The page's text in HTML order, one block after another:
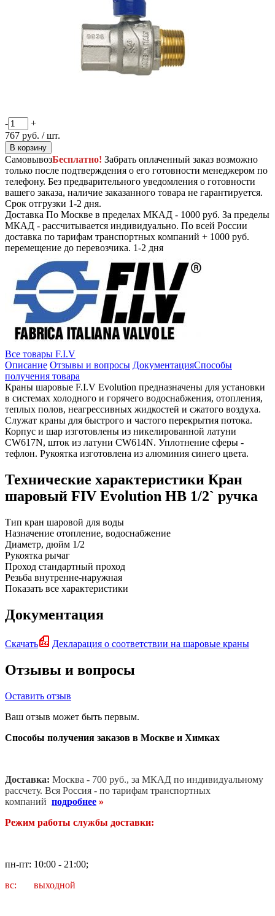
-
+
767 руб. / шт.
В корзину
СамовывозБесплатно! Забрать оплаченный заказ возможно
только после подтверждения о его готовности менеджером по
телефону. Без предварительного уведомления о готовности
вашего заказа, наличие заказанного товара не гарантируется.
Срок отгрузки 1-2 дня.
Доставка По Москве в пределах МКАД - 1000 руб. За пределы
МКАД - рассчитывается индивидуально. По всей России
доставка по тарифам транспортных компаний + 1000 руб.
перемещение до перевозчика. 1-2 дня
Все товары F.I.V
Описание Отзывы и вопросы ДокументацияСпособы
получения товара
Краны шаровые F.I.V Evolution предназначены для установки
в системах холодного и горячего водоснабжения, отопления,
теплых полов, неагрессивных жидкостей и сжатого воздуха.
Служат краны для быстрого и частого перекрытия потока.
Корпус и шар изготовлены из никелированной латуни
CW617N, шток из латуни CW614N. Уплотнение сферы -
тефлон. Рукоятка изготовлена из алюминия синего цвета.
Технические характеристики Кран
шаровый FIV Evolution НВ 1/2` ручка
Тип кран шаровой для воды
Назначение отопление, водоснабжение
Диаметр, дюйм 1/2
Рукоятка рычаг
Проход стандартный проход
Резьба внутренне-наружная
Показать все характеристики
Документация
Скачать Декларация о соответствии на шаровые краны
Отзывы и вопросы
Оставить отзыв
Ваш отзыв может быть первым.
Способы получения заказов в Москве и Химках
Доставка: Москва - 700 руб., за МКАД по индивидуальному
рассчету. Вся Россия - по тарифам транспортных
компаний подробнее »
Режим работы службы доставки:
пн-пт: 10:00 - 21:00;
вс: выходной